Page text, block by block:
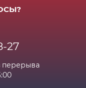
27
перерыва